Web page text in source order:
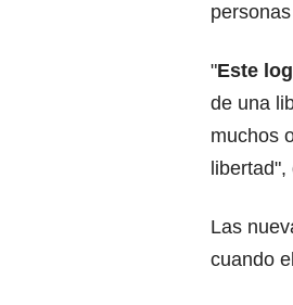
"Este
de una
muchos
Las
cuando